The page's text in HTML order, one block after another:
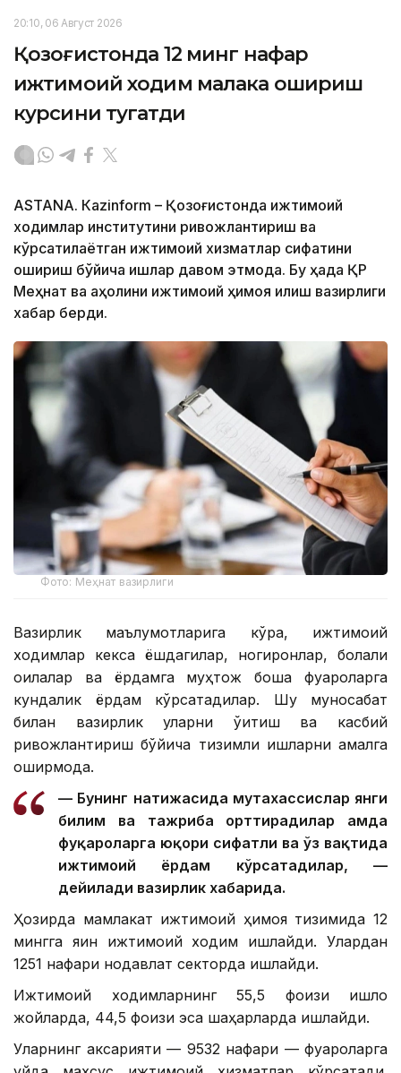
20:10, 06 Август 2026
Қозоғистонда 12 минг нафар
ижтимоий ходим малака ошириш
курсини тугатди
ASTANА. Кazinform – Қозоғистонда ижтимоий
ходимлар институтини ривожлантириш ва
кўрсатилаётган ижтимоий хизматлар сифатини
ошириш бўйича ишлар давом этмоқда. Бу ҳақда ҚР
Меҳнат ва аҳолини ижтимоий ҳимоя қилиш вазирлиги
хабар берди.
Фото: Меҳнат вазирлиги
Вазирлик маълумотларига кўра, ижтимоий
ходимлар кекса ёшдагилар, ногиронлар, болали
оилалар ва ёрдамга муҳтож бошқа фуқароларга
кундалик ёрдам кўрсатадилар. Шу муносабат
билан вазирлик уларни ўқитиш ва касбий
ривожлантириш бўйича тизимли ишларни амалга
оширмоқда.
— Бунинг натижасида мутахассислар янги
билим ва тажриба орттирадилар ҳамда
фуқароларга юқори сифатли ва ўз вақтида
ижтимоий ёрдам кўрсатадилар, —
дейилади вазирлик хабарида.
Ҳозирда мамлакат ижтимоий ҳимоя тизимида 12
мингга яқин ижтимоий ходим ишлайди. Улардан
1251 нафари нодавлат секторда ишлайди.
Ижтимоий ходимларнинг 55,5 фоизи қишлоқ
жойларда, 44,5 фоизи эса шаҳарларда ишлайди.
Уларнинг аксарияти — 9532 нафари — фуқароларга